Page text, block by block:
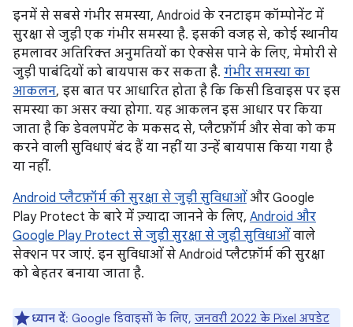
इनमें से सबसे गंभीर समस्या, Android के रनटाइम कॉम्पोनेंट में
सुरक्षा से जुड़ी एक गंभीर समस्या है. इसकी वजह से, कोई स्थानीय
हमलावर अतिरिक्त अनुमतियों का ऐक्सेस पाने के लिए, मेमोरी से
जुड़ी पाबंदियों को बायपास कर सकता है. गंभीर समस्या का
आकलन, इस बात पर आधारित होता है कि किसी डिवाइस पर इस
समस्या का असर क्या होगा. यह आकलन इस आधार पर किया
जाता है कि डेवलपमेंट के मकसद से, प्लैटफ़ॉर्म और सेवा को कम
करने वाली सुविधाएं बंद हैं या नहीं या उन्हें बायपास किया गया है
या नहीं.
Android प्लैटफ़ॉर्म की सुरक्षा से जुड़ी सुविधाओं और Google
Play Protect के बारे में ज़्यादा जानने के लिए, Android और
Google Play Protect से जुड़ी सुरक्षा से जुड़ी सुविधाओं वाले
सेक्शन पर जाएं. इन सुविधाओं से Android प्लैटफ़ॉर्म की सुरक्षा
को बेहतर बनाया जाता है.
ध्यान दें: Google डिवाइसों के लिए, जनवरी 2022 के Pixel अपडेट